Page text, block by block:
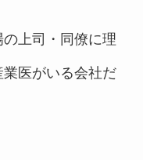
上司・同僚に理
医がいる会社だ